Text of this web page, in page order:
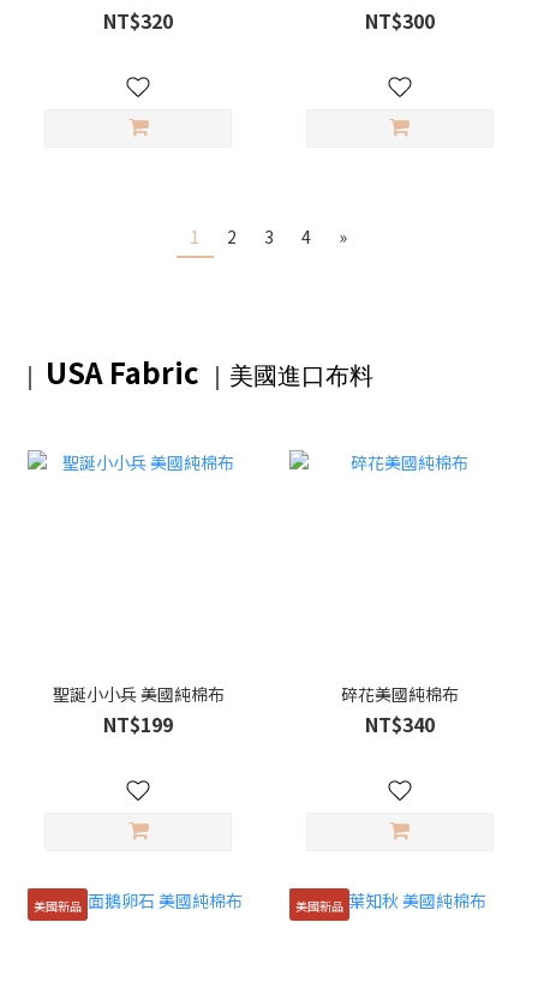
NT$320 NT$300
1 2 3 4 »
｜ USA Fabric ｜美國進口布料
聖誕小小兵 美國純棉布
NT$199
碎花美國純棉布
NT$340
美國新品 美國新品